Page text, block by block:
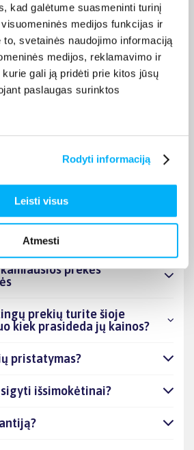
kad galėtume suasmeninti turinį
medijos funkcijas ir
svetainės naudojimo informaciją
medijos, reklamavimo ir
gali ją pridėti prie kitos jūsų
paslaugas surinktos
Rodyti informaciją
Leisti visus
Atmesti
prekes nuo 150 Eur įsigyti su
lizingu. Tai patogu, kai prekę norite
mokėjimą dalimis. Užsakytos
Lietuvoje: į paštomatus nuo 2,29 €, o
pristatymas į paštomatą nemokamas.
prasideda nuo 2,99 €.
įprastai pristatomos per 1–2 darbo
biure Kaune.
prekės
prekių turite šioje
kiek prasideda jų kainos?
pristatymas?
išsimokėtinai?